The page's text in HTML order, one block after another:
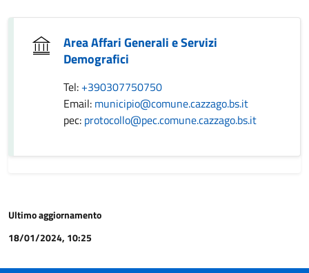
Area Affari Generali e Servizi
Demografici
Tel: +390307750750
Email: municipio@comune.cazzago.bs.it
pec: protocollo@pec.comune.cazzago.bs.it
Ultimo aggiornamento
18/01/2024, 10:25